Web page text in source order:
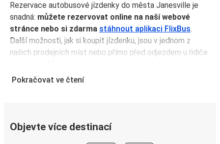
Rezervace autobusové jízdenky do města Janesville je
snadná: můžete rezervovat online na naší webové
stránce nebo si zdarma stáhnout aplikaci FlixBus.
Další možnosti, jak si koupit jízdenku, jsou v jednom z
našich prodejních míst nebo přímo před odjezdem u řidiče
Koupě jízdenky předem skrze aplikaci vám na druhou
Proč cestovat do města Janesville s FlixBusem
Pokračovat ve čtení
Objevte více destinací